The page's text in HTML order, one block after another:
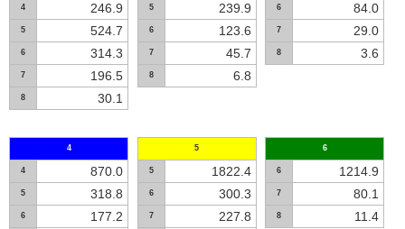
4 246.9
5 524.7
6 314.3
7 196.5
8 30.1
5 239.9
6 123.6
7 45.7
8 6.8
6 84.0
7 29.0
8 3.6
4
4 870.0
5 318.8
6 177.2
5
5 1822.4
6 300.3
7 227.8
6
6 1214.9
7 80.1
8 11.4